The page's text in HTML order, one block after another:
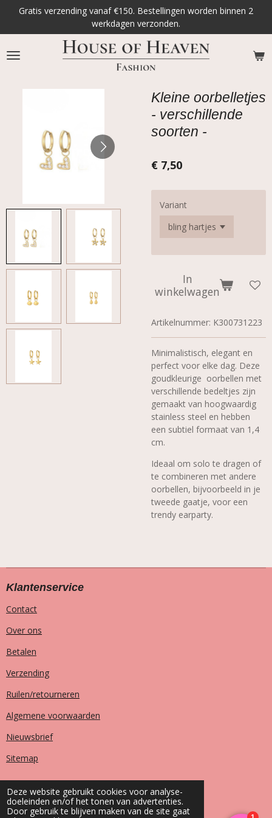
Deze website gebruikt cookies voor analyse-
doeleinden en/of het tonen van advertenties.
Door gebruik te blijven maken van de site gaat
naar
de
hoofdinhoud
Gratis verzending vanaf €150. Bestellingen worden binnen 2
werkdagen verzonden.
Kleine oorbelletjes
- verschillende
soorten -
€ 7,50
Variant
In
winkelwagen
Artikelnummer: K300731223
Minimalistisch, elegant en
perfect voor elke dag. Deze
goudkleurige oorbellen met
verschillende bedeltjes zijn
gemaakt van hoogwaardig
stainless steel en hebben
een subtiel formaat van 1,4
cm.
Ideaal om solo te dragen of
te combineren met andere
oorbellen, bijvoorbeeld in je
tweede gaatje, voor een
trendy earparty.
Klantenservice
Contact
Over ons
Betalen
Verzending
Ruilen/retourneren
Algemene voorwaarden
Nieuwsbrief
Sitemap
T
i
I
n
F
a
W
h